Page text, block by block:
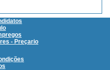
- Preçario